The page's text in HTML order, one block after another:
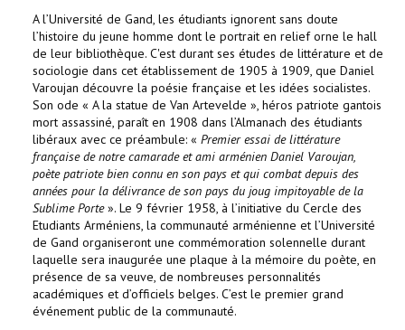
A l’Université de Gand, les étudiants ignorent sans doute
l’histoire du jeune homme dont le portrait en relief orne le hall
de leur bibliothèque. C'est durant ses études de littérature et de
sociologie dans cet établissement de 1905 à 1909, que Daniel
Varoujan découvre la poésie française et les idées socialistes.
Son ode « A la statue de Van Artevelde », héros patriote gantois
mort assassiné, paraît en 1908 dans l’Almanach des étudiants
libéraux avec ce préambule: « Premier essai de littérature
française de notre camarade et ami arménien Daniel Varoujan,
poète patriote bien connu en son pays et qui combat depuis des
années pour la délivrance de son pays du joug impitoyable de la
Sublime Porte». Le 9 février 1958, à l’initiative du Cercle des
Etudiants Arméniens, la communauté arménienne et l’Université
de Gand organiseront une commémoration solennelle durant
laquelle sera inaugurée une plaque à la mémoire du poète, en
présence de sa veuve, de nombreuses personnalités
académiques et d’officiels belges. C’est le premier grand
événement public de la communauté.